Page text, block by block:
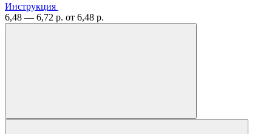
Инструкция
6,48 — 6,72 р. от 6,48 р.